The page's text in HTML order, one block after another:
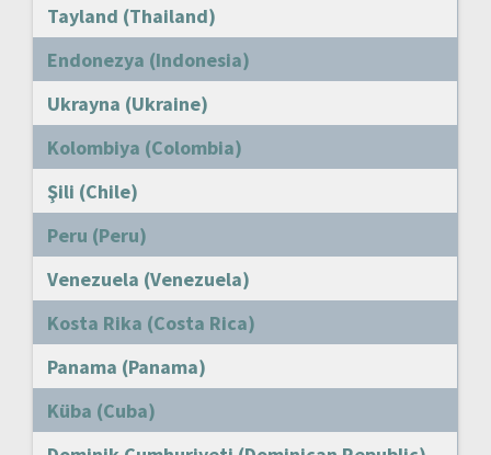
Tayland (Thailand)
Endonezya (Indonesia)
Ukrayna (Ukraine)
Kolombiya (Colombia)
Şili (Chile)
Peru (Peru)
Venezuela (Venezuela)
Kosta Rika (Costa Rica)
Panama (Panama)
Küba (Cuba)